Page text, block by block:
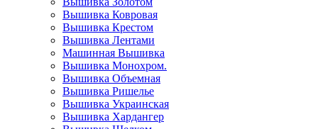
Вышивка Ковровая
Вышивка Крестом
Вышивка Лентами
Машинная Вышивка
Вышивка Монохром.
Вышивка Объемная
Вышивка Ришелье
Вышивка Украинская
Вышивка Хардангер